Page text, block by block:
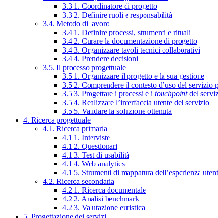
3.3.1. Coordinatore di progetto
3.3.2. Definire ruoli e responsabilità
3.4. Metodo di lavoro
3.4.1. Definire processi, strumenti e rituali
3.4.2. Curare la documentazione di progetto
3.4.3. Organizzare tavoli tecnici collaborativi
3.4.4. Prendere decisioni
3.5. Il processo progettuale
3.5.1. Organizzare il progetto e la sua gestione
3.5.2. Comprendere il contesto d’uso del servizio
3.5.3. Progettare i processi e i touchpointdel
3.5.4. Realizzare l’interfaccia utente del servizio
3.5.5. Validare la soluzione ottenuta
4. Ricerca progettuale
4.1. Ricerca primaria
4.1.1. Interviste
4.1.2. Questionari
4.1.3. Test di usabilità
4.1.4. Web analytics
4.1.5. Strumenti di mappatura dell’esperienza
4.2. Ricerca secondaria
4.2.1. Ricerca documentale
4.2.2. Analisi benchmark
4.2.3. Valutazione euristica
5. Progettazione dei servizi